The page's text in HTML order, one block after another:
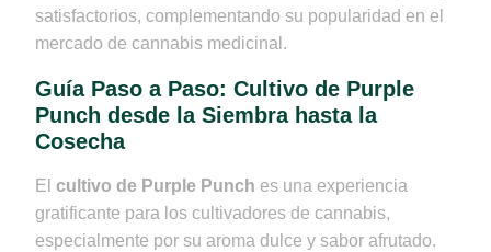
satisfactorios, complementando su popularidad en el
mercado de cannabis medicinal.
Guía Paso a Paso: Cultivo de Purple
Punch desde la Siembra hasta la
Cosecha
El cultivo de Purple Punch es una experiencia
gratificante para los cultivadores de cannabis,
especialmente por su aroma dulce y sabor afrutado.